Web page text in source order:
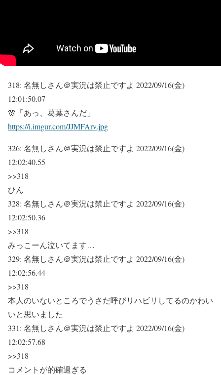
318: 名無しさん＠実況は禁止ですよ 2022/09/16(金)
12:01:50.07
🌸「あっ、葛葉さんだ」
https://i.imgur.com/JJMFArv.jpg
326: 名無しさん＠実況は禁止ですよ 2022/09/16(金)
12:02:40.55
>>318
ひん
328: 名無しさん＠実況は禁止ですよ 2022/09/16(金)
12:02:50.36
>>318
みっこーん泣いてます…
329: 名無しさん＠実況は禁止ですよ 2022/09/16(金)
12:02:56.44
>>318
本人のいないところでうさだ呼びリハビリしてるのかわい
いと思いました
331: 名無しさん＠実況は禁止ですよ 2022/09/16(金)
12:02:57.68
>>318
コメントが的確過ぎる